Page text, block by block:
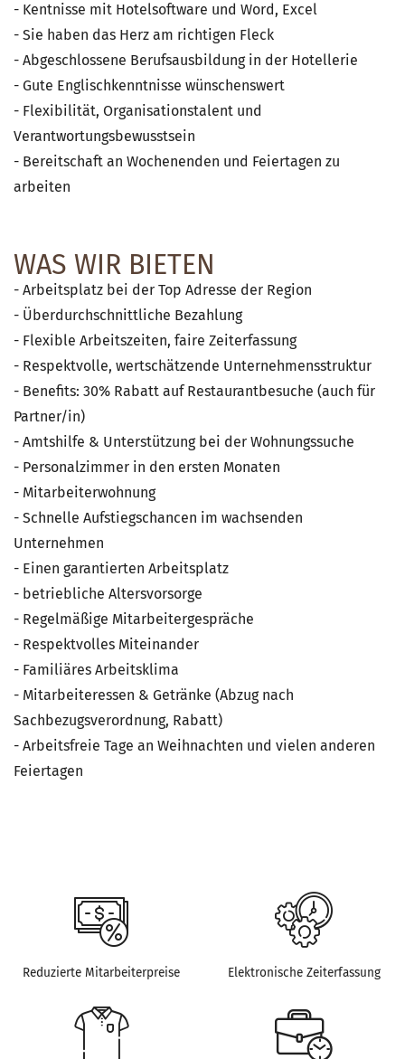
- Kentnisse mit Hotelsoftware und Word, Excel
- Sie haben das Herz am richtigen Fleck
- Abgeschlossene Berufsausbildung in der Hotellerie
- Gute Englischkenntnisse wünschenswert
- Flexibilität, Organisationstalent und
Verantwortungsbewusstsein
- Bereitschaft an Wochenenden und Feiertagen zu
arbeiten
WAS WIR BIETEN
- Arbeitsplatz bei der Top Adresse der Region
- Überdurchschnittliche Bezahlung
- Flexible Arbeitszeiten, faire Zeiterfassung
- Respektvolle, wertschätzende Unternehmensstruktur
- Benefits: 30% Rabatt auf Restaurantbesuche (auch für
Partner/in)
- Amtshilfe & Unterstützung bei der Wohnungssuche
- Personalzimmer in den ersten Monaten
- Mitarbeiterwohnung
- Schnelle Aufstiegschancen im wachsenden
Unternehmen
- Einen garantierten Arbeitsplatz
- betriebliche Altersvorsorge
- Regelmäßige Mitarbeitergespräche
- Respektvolles Miteinander
- Familiäres Arbeitsklima
- Mitarbeiteressen & Getränke (Abzug nach
Sachbezugsverordnung, Rabatt)
- Arbeitsfreie Tage an Weihnachten und vielen anderen
Feiertagen
Reduzierte Mitarbeiterpreise Elektronische Zeiterfassung